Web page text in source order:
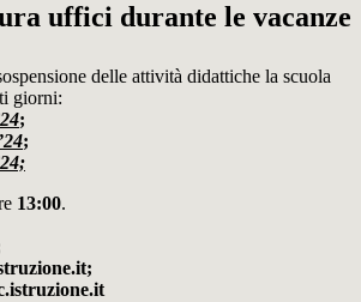
uffici durante le vacanze
delle attività didattiche la scuola
giorni:
;
;
13:00.